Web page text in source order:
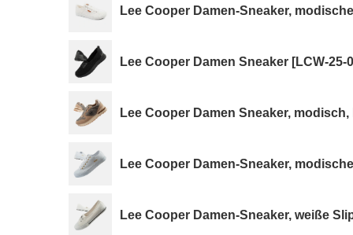
Lee Cooper Damen-Sneaker,
Lee Cooper Damen Sneaker [LCW-25-
Lee Cooper Damen Sneaker,
Lee Cooper Damen-Sneaker,
Lee Cooper Damen-Sneaker, weiße